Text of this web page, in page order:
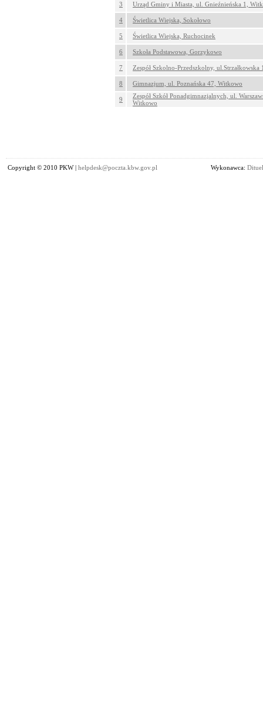
3 Urząd Gminy i Miasta, ul. Gnieźnieńska 1,
4 Świetlica Wiejska, Sokołowo
5 Świetlica Wiejska, Ruchocinek
6 Szkoła Podstawowa, Gorzykowo
7 Zespół Szkolno-Przedszkolny,
8 Gimnazjum, ul. Poznańska 47, Witkowo
9
Zespół Szkół Ponadgimnazjalnych, ul.
Witkowo
Copyright © 2010 PKW | helpdesk@poczta.kbw.gov.pl Wykonawca: